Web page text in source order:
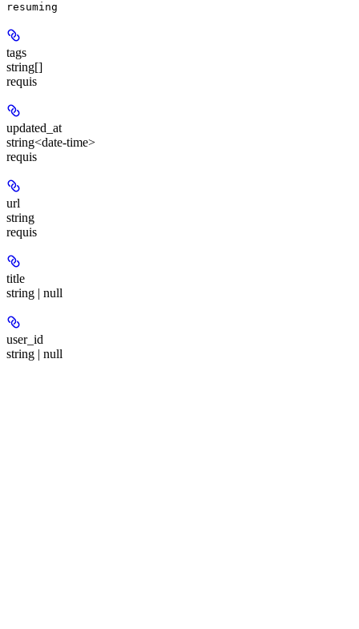
resuming
tags
string[]
requis
updated_at
string<date-time>
requis
url
string
requis
title
string | null
user_id
string | null